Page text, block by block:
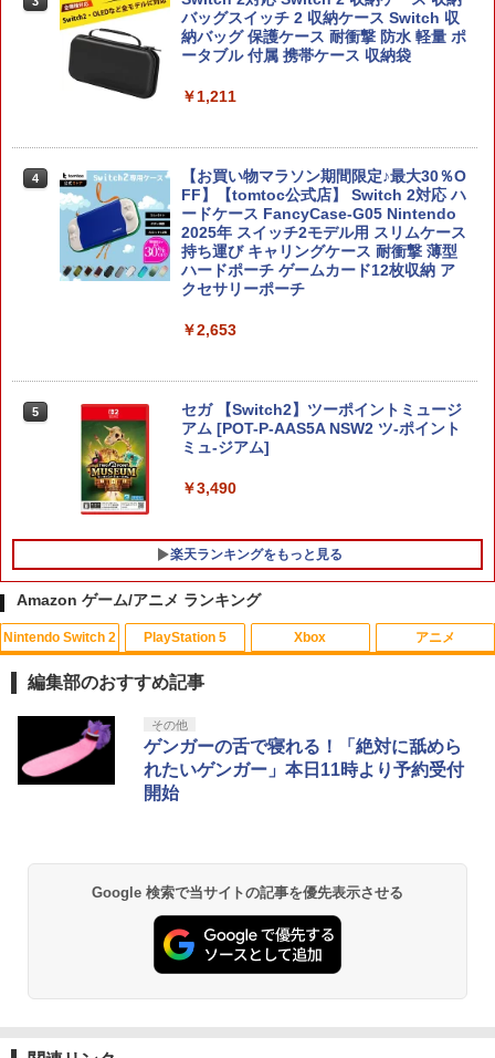
バッグスイッチ 2 収納ケース Switch 収
納バッグ 保護ケース 耐衝撃 防水 軽量 ポ
ータブル 付属 携帯ケース 収納袋
￥1,211
4
【お買い物マラソン期間限定♪最大30％O
FF】【tomtoc公式店】 Switch 2対応 ハ
ードケース FancyCase-G05 Nintendo
2025年 スイッチ2モデル用 スリムケース
持ち運び キャリングケース 耐衝撃 薄型
ハードポーチ ゲームカード12枚収納 ア
クセサリーポーチ
￥2,653
5
セガ 【Switch2】ツーポイントミュージ
アム [POT-P-AAS5A NSW2 ツ-ポイント
ミュ-ジアム]
￥3,490
楽天ランキングをもっと見る
1
【楽天ブックス限定特典+特典】空の軌
跡 the 2nd PS5版(DLCチラシ：NEOブ
レイサー・アガット+【早期購入外付特
￥7,480
年11月12日、プレイ開始日：2026年11
月19日)(【初回購入封入特典】ヴィンテ
ージ・バイスシティパック)
￥8,329
1
【中古】【Blu−ray】プリンセスコネク
ト！Re：Dive 2 / アニメ
￥430
【中古】【Blu−ray】プリンセスコネク
Amazon ゲーム/アニメ ランキング
Nintendo Switch 2
スプラトゥーン レイダース|オンライン
コード版
スプラトゥーン レイダース -Switch2
PlayStation 5
PlayStation 5 デジタル・エディション
日本語専用 Console Language: Japan
ese only (CFI-2200B01)
Beast of Reincarnation -PS5 【特典】
プロダクトコード 封入
￥7,286
Xbox
【純正品】Xbox ワイヤレス コントロー
ラー + USB-C® ケーブル
2
【純正品】Xbox ワイヤレス コントロー
ラー (ロボット ホワイト)
￥7,681
【純正品】Xbox ワイヤレス コントロー
アニメ
劇場版「鬼滅の刃」無限城編 第一章 猗
窩座再来 通常版 [Blu-ray]
劇場版「鬼滅の刃」無限城編 第一章 猗
窩座再来 通常版 [DVD]
￥3,523
編集部のおすすめ記事
その他
ゲンガーの舌で寝れる！「絶対に舐めら
れたいゲンガー」本日11時より予約受付
開始
Google 検索で当サイトの記事を優先表示させる